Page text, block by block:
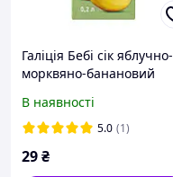
Галіція Бебі сік яблучно-
морквяно-банановий
В наявності
5.0 (1)
29₴